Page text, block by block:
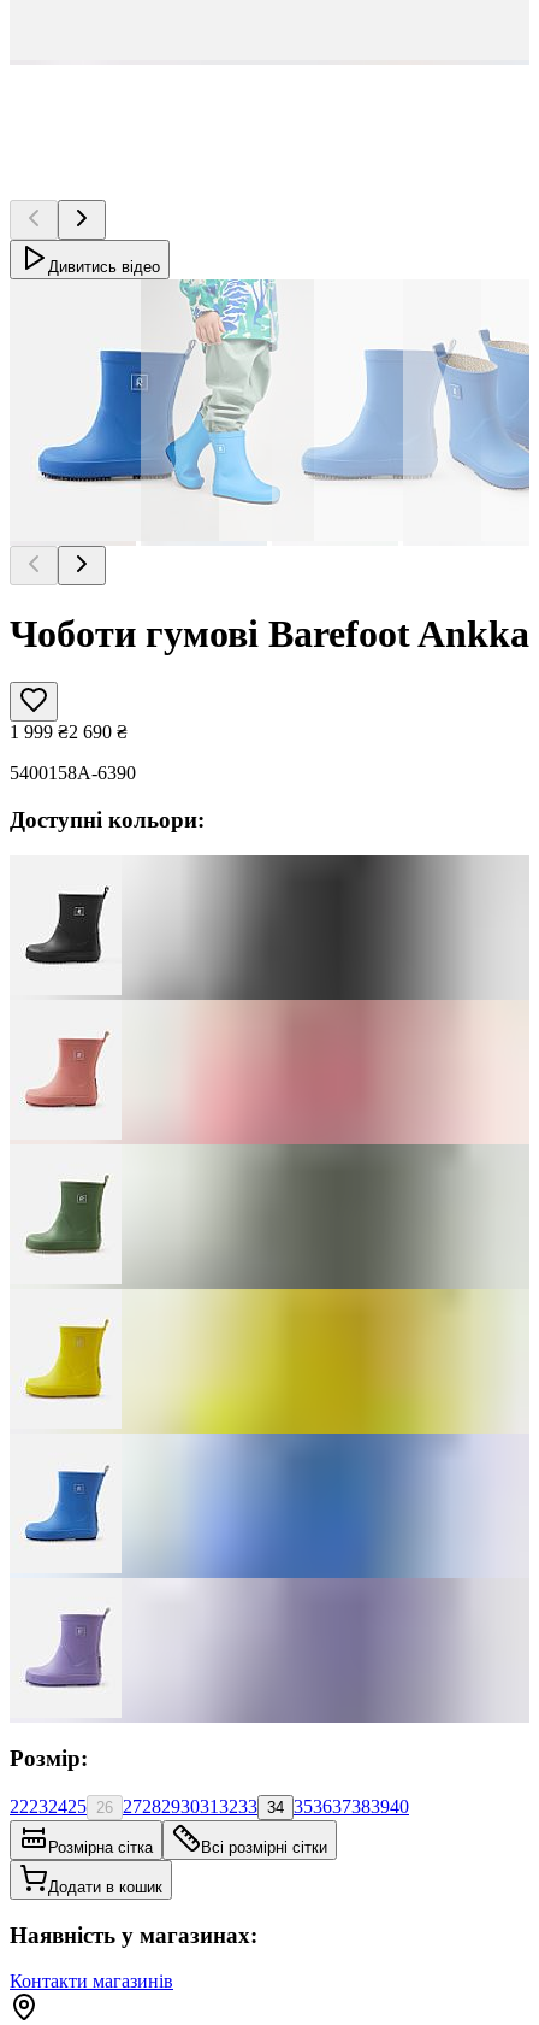
Дивитись відео
Чоботи гумові Barefoot Ankka
1 999 ₴2 690 ₴
5400158A-6390
Доступні кольори:
Розмір:
22232425 26 27282930313233 34 353637383940
Розмірна сітка Всі розмірні сітки
Додати в кошик
Наявність у магазинах:
Контакти магазинів